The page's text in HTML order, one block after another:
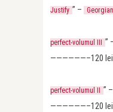
Justify ” –
perfect-volumul III
”
——————–120
perfect-volumul II
”